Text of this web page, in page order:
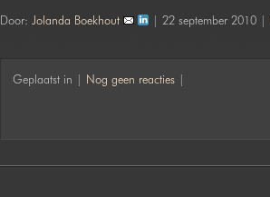
Door: Jolanda Boekhout | 22 september 2010 |
Geplaatst in | Nog geen reacties |